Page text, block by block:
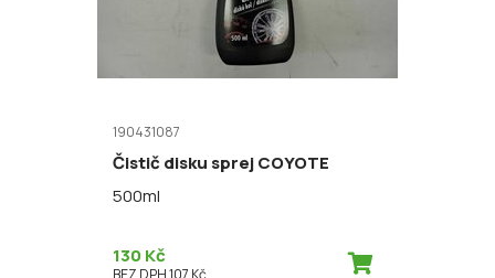
190431087
Čistič disku sprej COYOTE
500ml
130 Kč
BEZ DPH 107 Kč